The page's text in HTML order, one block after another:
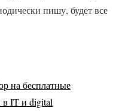
пишу, будет все
на бесплатные
в IT и digital